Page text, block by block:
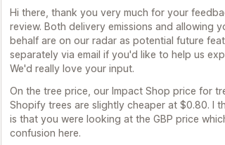
Hi there, thank you very much for your
review. Both delivery emissions and allowing
behalf are on our radar as potential future
separately via email if you'd like to help us
We'd really love your input.
On the tree price, our Impact Shop price for
Shopify trees are slightly cheaper at $0.80. I
is that you were looking at the GBP price
confusion here.